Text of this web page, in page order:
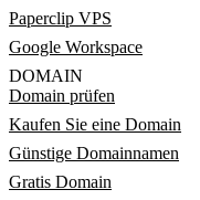
Paperclip VPS
Google Workspace
DOMAIN
Domain prüfen
Kaufen Sie eine Domain
Günstige Domainnamen
Gratis Domain